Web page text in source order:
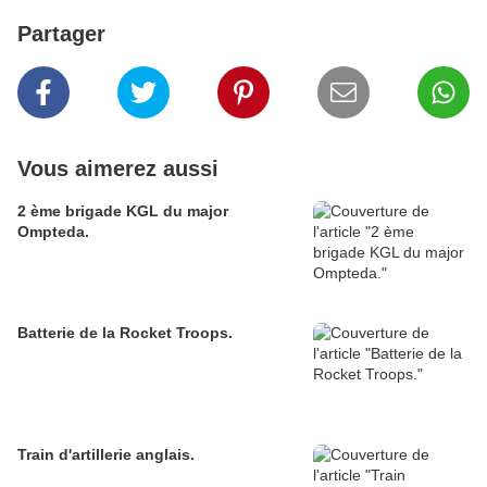
Partager
Vous aimerez aussi
2 ème brigade KGL du major
Ompteda.
Batterie de la Rocket Troops.
Train d'artillerie anglais.